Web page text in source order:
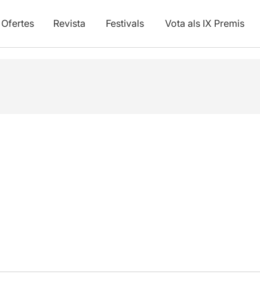
Ofertes Revista Festivals Vota als IX Premis